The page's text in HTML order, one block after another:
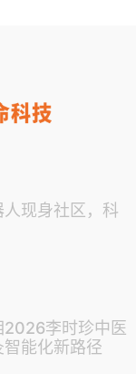
现身社区，科
2026李时珍中医
能化新路径